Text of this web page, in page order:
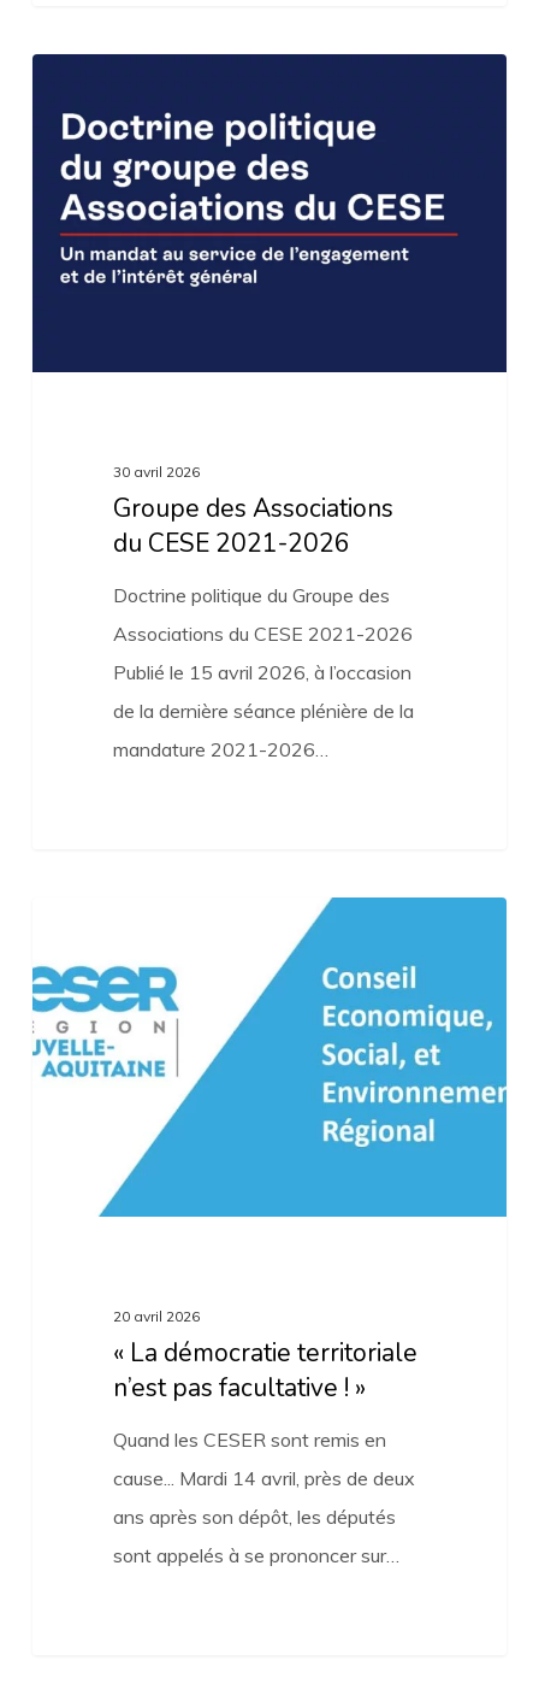
Associations
CESE
2021-
30 avril 2026
Groupe des Associations
du CESE 2021-2026
Doctrine politique du Groupe des
Associations du CESE 2021-2026
Publié le 15 avril 2026, à l’occasion
de la dernière séance plénière de la
mandature 2021-2026…
territoriale
n’est
pas
20 avril 2026
« La démocratie territoriale
n’est pas facultative ! »
Quand les CESER sont remis en
cause... Mardi 14 avril, près de deux
ans après son dépôt, les députés
sont appelés à se prononcer sur…